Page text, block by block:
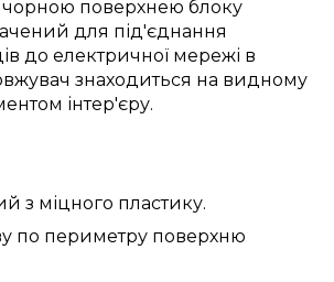
чорною поверхнею блоку
для під'єднання
до електричної мережі в
знаходиться на видному
інтер'єру.
з міцного пластику.
по периметру поверхню